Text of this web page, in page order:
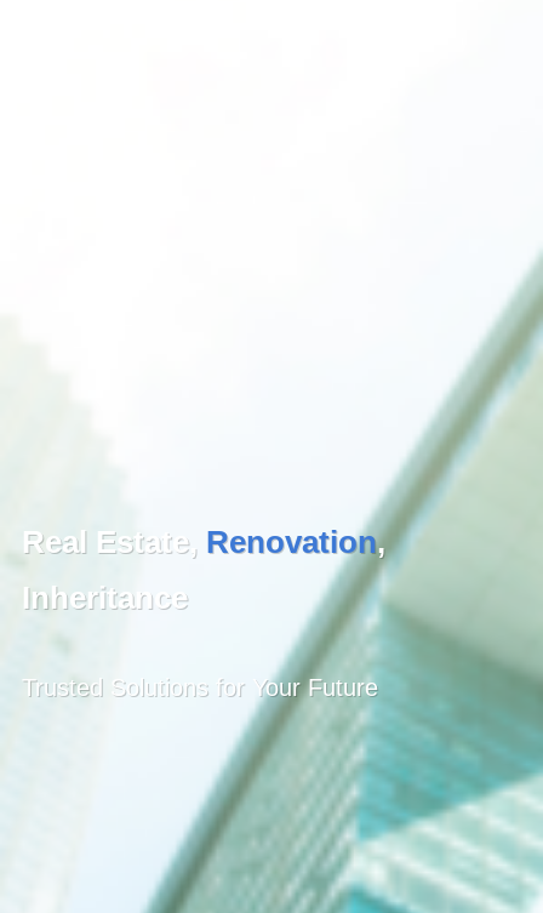
Real Estate, Renovation,
Inheritance
Trusted Solutions for Your Future